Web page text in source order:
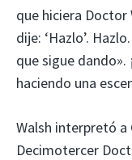
que hiciera Doctor
dije: ‘Hazlo’.
que sigue
haciendo una
Walsh interpretó a
Decimotercer